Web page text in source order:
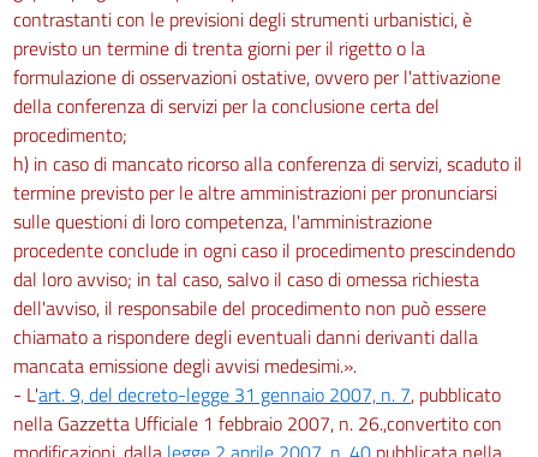
contrastanti con le previsioni degli strumenti urbanistici, è
previsto un termine di trenta giorni per il rigetto o la
formulazione di osservazioni ostative, ovvero per l'attivazione
della conferenza di servizi per la conclusione certa del
procedimento;
h) in caso di mancato ricorso alla conferenza di servizi, scaduto il
termine previsto per le altre amministrazioni per pronunciarsi
sulle questioni di loro competenza, l'amministrazione
procedente conclude in ogni caso il procedimento prescindendo
dal loro avviso; in tal caso, salvo il caso di omessa richiesta
dell'avviso, il responsabile del procedimento non può essere
chiamato a rispondere degli eventuali danni derivanti dalla
mancata emissione degli avvisi medesimi.».
- L'art. 9, del decreto-legge 31 gennaio 2007, n. 7, pubblicato
nella Gazzetta Ufficiale 1 febbraio 2007, n. 26.,convertito con